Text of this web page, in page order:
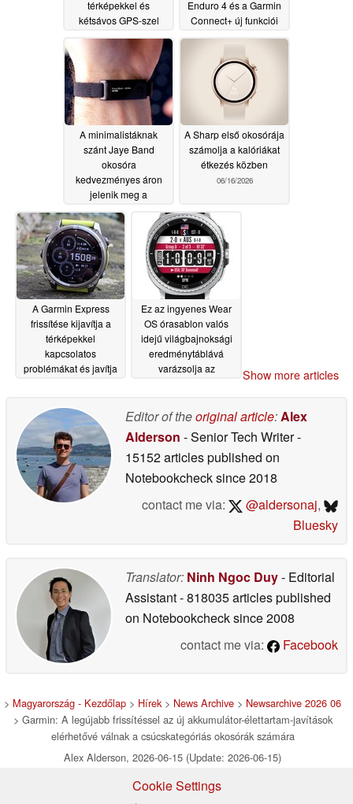
térképekkel és
kétsávos GPS-szel
06/17/2026
Enduro 4 és a Garmin
Connect+ új funkciói
06/17/2026
A minimalistáknak
szánt Jaye Band
okosóra
kedvezményes áron
jelenik meg a
06/17/2026
A Sharp első okosórája
számolja a kalóriákat
étkezés közben
06/16/2026
A Garmin Express
frissítése kijavítja a
térképekkel
kapcsolatos
problémákat és javítja
Ez az ingyenes Wear
OS órasablon valós
idejű világbajnoksági
eredménytáblává
varázsolja az
Show more articles
Editor of theoriginal article:Alex
Alderson - Senior Tech Writer-
15152 articles published on
Notebookchecksince 2018
contact me via:
@aldersonaj,
Bluesky
Translator: Ninh Ngoc Duy- Editorial
Assistant- 818035 articles published
on Notebookchecksince 2008
contact me via:
Facebook
> Magyarország - Kezdőlap > Hírek> News Archive > Newsarchive 2026 06
> Garmin: A legújabb frissítéssel az új akkumulátor-élettartam-javítások
elérhetővé válnak a csúcskategóriás okosórák számára
Alex Alderson, 2026-06-15 (Update: 2026-06-15)
Cookie Settings